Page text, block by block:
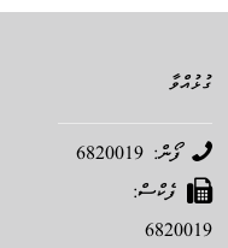
ގުޅުއްވާ
ފޯން: 6820019
ފެކްސް:
6820019